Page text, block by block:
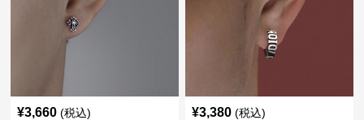
¥3,660 (税込) ¥3,380 (税込)